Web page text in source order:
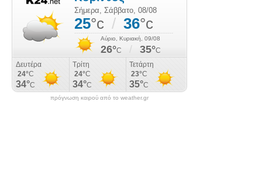
πρόγνωση καιρού από το weather.gr